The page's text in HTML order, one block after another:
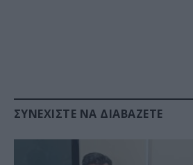
ΣΥΝΕΧΊΣΤΕ ΝΑ ΔΙΑΒΆΖΕΤΕ